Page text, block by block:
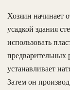
Хозяин начинает
усадкой здания
использовать
предварительных
устанавливает
Затем он